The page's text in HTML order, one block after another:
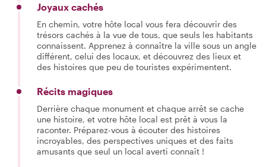
Joyaux cachés
En chemin, votre hôte local vous fera découvrir des
trésors cachés à la vue de tous, que seuls les habitants
connaissent. Apprenez à connaître la ville sous un angle
différent, celui des locaux, et découvrez des lieux et
des histoires que peu de touristes expérimentent.
Récits magiques
Derrière chaque monument et chaque arrêt se cache
une histoire, et votre hôte local est prêt à vous la
raconter. Préparez-vous à écouter des histoires
incroyables, des perspectives uniques et des faits
amusants que seul un local averti connaît !